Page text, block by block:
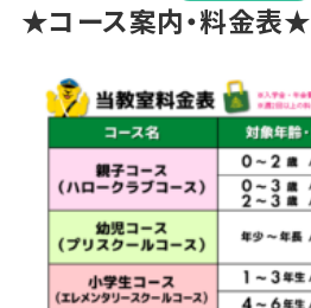
★コース案内・料金表★